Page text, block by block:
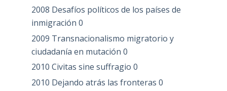
2008 Desafíos políticos de los países de
inmigración 0
2009 Transnacionalismo migratorio y
ciudadanía en mutación 0
2010 Civitas sine suffragio 0
2010 Dejando atrás las fronteras 0